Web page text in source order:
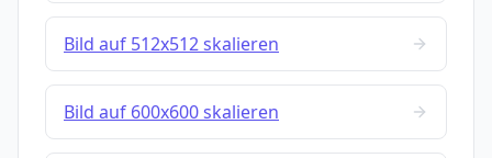
Bild auf 512x512 skalieren
Bild auf 600x600 skalieren